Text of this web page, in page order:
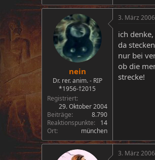
nein
Dr. rer. anim. - RIP
*1956-†2015
Registriert
29. Oktober 2004
Beiträge
8.790
Reaktionspunkte
14
Ort
münchen
3. März 2006
ich
da
nur bei
ob die
strecke!
3. März 2006